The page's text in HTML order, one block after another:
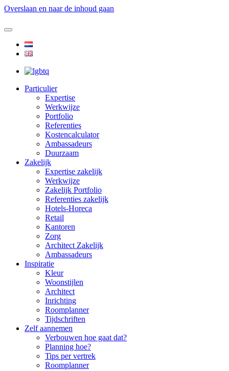
Overslaan en naar de inhoud gaan
Particulier
Expertise
Werkwijze
Portfolio
Referenties
Kostencalculator
Ambassadeurs
Duurzaam
Zakelijk
Expertise zakelijk
Werkwijze
Zakelijk Portfolio
Referenties zakelijk
Hotels-Horeca
Retail
Kantoren
Zorg
Architect Zakelijk
Ambassadeurs
Inspiratie
Kleur
Woonstijlen
Architect
Inrichting
Roomplanner
Tijdschriften
Zelf aannemen
Verbouwen hoe gaat dat?
Planning hoe?
Tips per vertrek
Roomplanner